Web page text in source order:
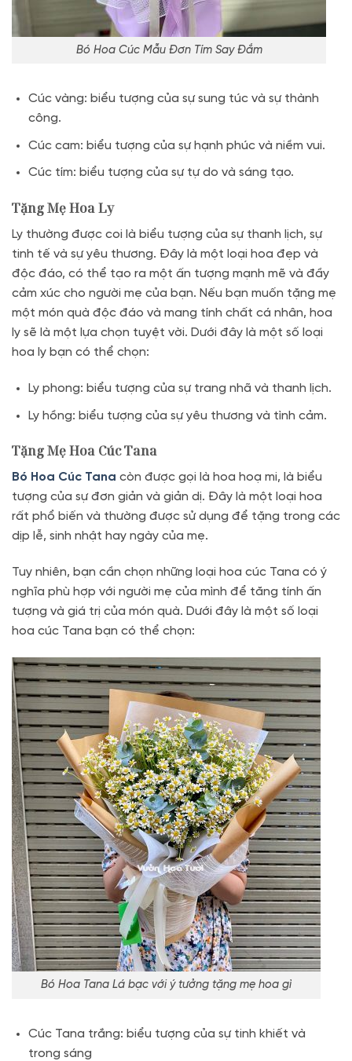
Bó Hoa Cúc Mẫu Đơn Tím Say Đắm
Cúc vàng: biểu tượng của sự sung túc và sự thành
công.
Cúc cam: biểu tượng của sự hạnh phúc và niềm vui.
Cúc tím: biểu tượng của sự tự do và sáng tạo.
Tặng Mẹ Hoa Ly
Ly thường được coi là biểu tượng của sự thanh lịch, sự
tinh tế và sự yêu thương. Đây là một loại hoa đẹp và
độc đáo, có thể tạo ra một ấn tượng mạnh mẽ và đầy
cảm xúc cho người mẹ của bạn. Nếu bạn muốn tặng mẹ
một món quà độc đáo và mang tính chất cá nhân, hoa
ly sẽ là một lựa chọn tuyệt vời. Dưới đây là một số loại
hoa ly bạn có thể chọn:
Ly phong: biểu tượng của sự trang nhã và thanh lịch.
Ly hồng: biểu tượng của sự yêu thương và tình cảm.
Tặng Mẹ Hoa Cúc Tana
Bó Hoa Cúc Tana còn được gọi là hoa hoạ mi, là biểu
tượng của sự đơn giản và giản dị. Đây là một loại hoa
rất phổ biến và thường được sử dụng để tặng trong các
dịp lễ, sinh nhật hay ngày của mẹ.
Tuy nhiên, bạn cần chọn những loại hoa cúc Tana có ý
nghĩa phù hợp với người mẹ của mình để tăng tính ấn
tượng và giá trị của món quà. Dưới đây là một số loại
hoa cúc Tana bạn có thể chọn:
Bó Hoa Tana Lá bạc với ý tưởng tặng mẹ hoa gì
Cúc Tana trắng: biểu tượng của sự tinh khiết và
trong sáng